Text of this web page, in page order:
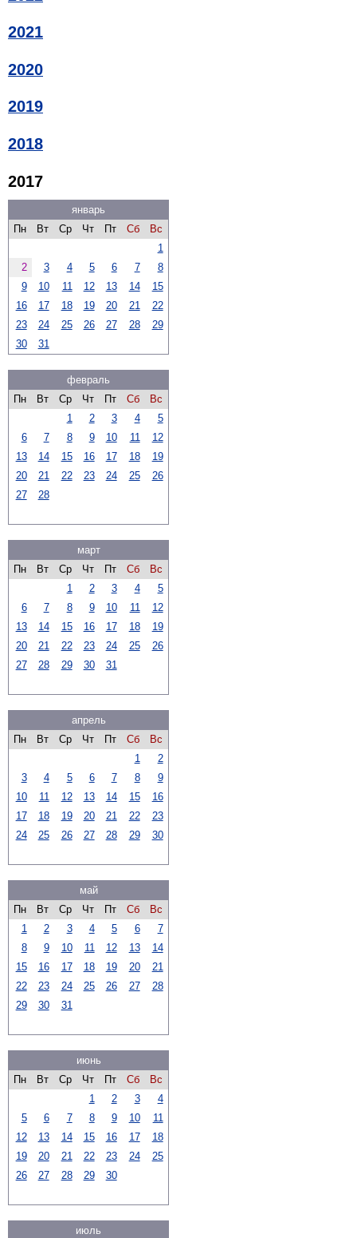
2021
2020
2019
2018
2017
январь
Пн
Вт Ср Чт Пт Сб
Вс
1
2
3 4 5 6 7
8
9
10 11 12 13 14
15
16
17 18 19 20 21
22
23
24 25 26 27 28
29
30
31
февраль
Пн
Вт Ср Чт Пт Сб
Вс
1
2 3 4
5
6
7 8 9 10 11
12
13
14 15 16 17 18
19
20
21 22 23 24 25
26
27
28
март
Пн
Вт Ср Чт Пт Сб
Вс
1
2 3 4
5
6
7 8 9 10 11
12
13
14 15 16 17 18
19
20
21 22 23 24 25
26
27
28 29 30 31
апрель
Пн
Вт Ср Чт Пт Сб
Вс
1
2
3
4 5 6 7 8
9
10
11 12 13 14 15
16
17
18 19 20 21 22
23
24
25 26 27 28 29 30
май
Пн
Вт Ср Чт Пт Сб
Вс
1
2 3 4 5 6
7
8
9 10 11 12 13
14
15
16 17 18 19 20
21
22
23 24 25 26 27
28
29
30 31
июнь
Пн
Вт Ср Чт Пт Сб
Вс
1
2 3
4
5
6 7 8 9 10
11
12
13 14 15 16 17
18
19
20 21 22 23 24
25
26
27 28 29 30
июль